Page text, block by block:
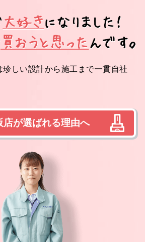
珍しい設計から施工まで一貫自社
店が選ばれる理由へ